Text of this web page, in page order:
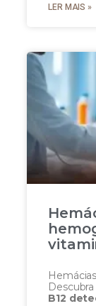
LER MAIS »
B12